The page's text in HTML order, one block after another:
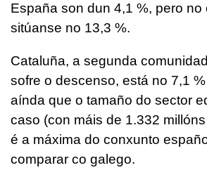
España son dun 4,1 %, pero no
sitúanse no 13,3 %.
Cataluña, a segunda
sofre o descenso, está no 7,1
aínda que o tamaño do sector
caso (con máis de 1.332
é a máxima do conxunto
comparar co galego.